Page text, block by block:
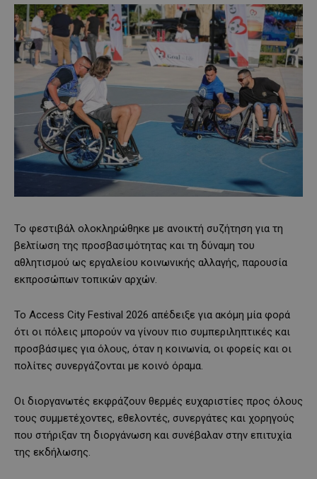
Το φεστιβάλ ολοκληρώθηκε με ανοικτή συζήτηση για τη
βελτίωση της προσβασιμότητας και τη δύναμη του
αθλητισμού ως εργαλείου κοινωνικής αλλαγής, παρουσία
εκπροσώπων τοπικών αρχών.
Το Access City Festival 2026 απέδειξε για ακόμη μία φορά
ότι οι πόλεις μπορούν να γίνουν πιο συμπεριληπτικές και
προσβάσιμες για όλους, όταν η κοινωνία, οι φορείς και οι
πολίτες συνεργάζονται με κοινό όραμα.
Οι διοργανωτές εκφράζουν θερμές ευχαριστίες προς όλους
τους συμμετέχοντες, εθελοντές, συνεργάτες και χορηγούς
που στήριξαν τη διοργάνωση και συνέβαλαν στην επιτυχία
της εκδήλωσης.